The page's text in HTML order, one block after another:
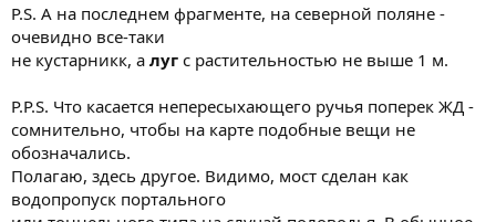
P.S. А на последнем фрагменте, на северной поляне -
очевидно все-таки
не кустарникк, а луг с растительностью не выше 1 м.
P.P.S. Что касается непересыхающего ручья поперек ЖД -
сомнительно, чтобы на карте подобные вещи не
обозначались.
Полагаю, здесь другое. Видимо, мост сделан как
водопропуск портального